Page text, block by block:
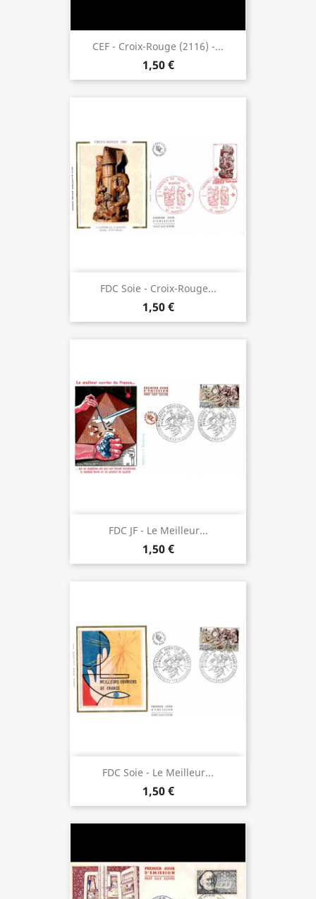
CEF - Croix-Rouge (2116) -...
1,50 €
FDC Soie - Croix-Rouge...
1,50 €
FDC JF - Le Meilleur...
1,50 €
FDC Soie - Le Meilleur...
1,50 €